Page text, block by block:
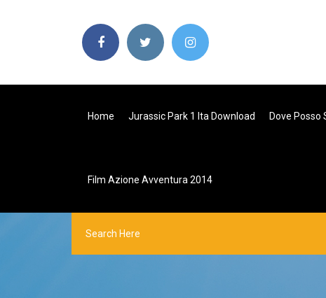
Home Jurassic Park 1 Ita Download Dove Posso
Film Azione Avventura 2014